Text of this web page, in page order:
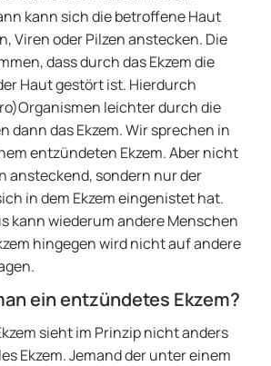
kann sich die betroffene Haut
Viren oder Pilzen anstecken. Die
dass durch das Ekzem die
Haut gestört ist. Hierdurch
leichter durch die
dann das Ekzem. Wir sprechen in
entzündeten Ekzem. Aber nicht
ansteckend, sondern nur der
in dem Ekzem eingenistet hat.
kann wiederum andere Menschen
hingegen wird nicht auf andere
ein entzündetes Ekzem?
sieht im Prinzip nicht anders
Ekzem. Jemand der unter einem